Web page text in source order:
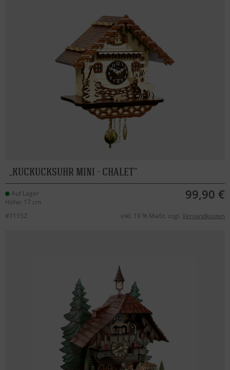
KUCKUCKSUHR MINI - CHALET
Auf Lager
Höhe: 17 cm
99,90 €
#71152 inkl. 19 % MwSt. zzgl. Versandkosten